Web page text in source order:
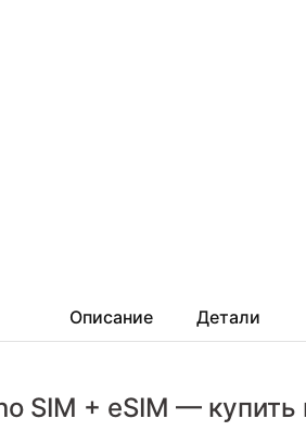
Описание Детали
SIM + eSIM —